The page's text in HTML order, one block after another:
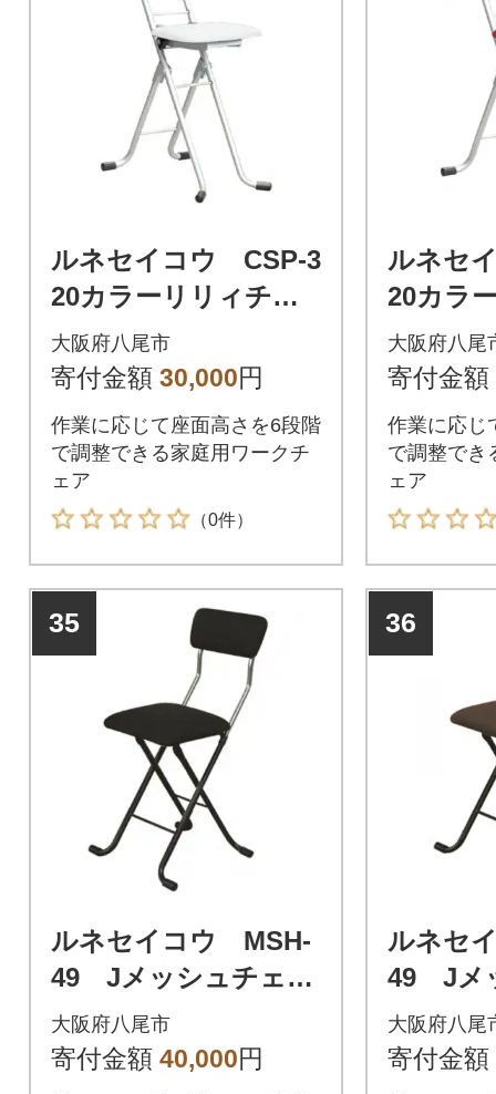
ルネセイコウ CSP-3
20カラーリリィチェ
ア(シルバー/ホワイ
ト)(D200)
大阪府八尾市
寄付金額 30,000円
作業に応じて座面高さを6段階
で調整できる家庭用ワークチ
ェア
（0件）
ルネセ
20カラ
ア(シル
(D200)
大阪府八尾
寄付金額
作業に応じ
で調整でき
ェア
35
ルネセイコウ MSH-
49 Jメッシュチェア
(ブラック)(E151)
大阪府八尾市
寄付金額 40,000円
36
ルネセ
49 Jメ
(ブラウ
大阪府八尾
寄付金額